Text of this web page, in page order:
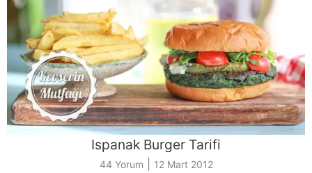
Ispanak Burger Tarifi
44 Yorum 12 Mart 2012